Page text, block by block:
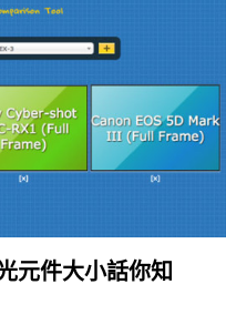
元件大小話你知